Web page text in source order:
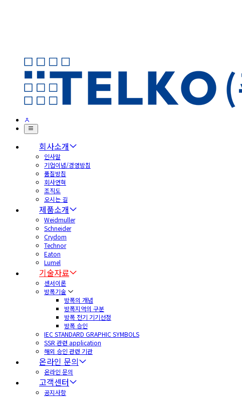
회사소개
인사말
기업이념/경영방침
품질방침
회사연혁
조직도
오시는 길
제품소개
Weidmuller
Schneider
Crydom
Technor
Eaton
Lumel
기술자료
센서이론
방폭기술
방폭의 개념
방폭지역의 구분
방폭 전기 기기선정
방폭 승인
IEC STANDARD GRAPHIC SYMBOLS
SSR 관련 application
해외 승인 관련 기관
온라인 문의
온라인 문의
고객센터
공지사항